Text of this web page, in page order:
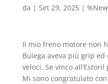
da | Set 29, 2025|
Il mio freno motore non
Bulega aveva più grip
veloci. Se vinco
Mi sono congratulato